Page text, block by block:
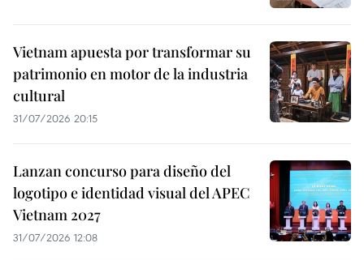
Vietnam apuesta por transformar su
patrimonio en motor de la industria
cultural
31/07/2026 20:15
Lanzan concurso para diseño del
logotipo e identidad visual del APEC
Vietnam 2027
31/07/2026 12:08